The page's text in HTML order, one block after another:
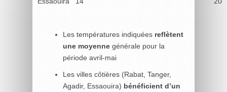
Les températures indiquées reflètent
une moyenne générale pour la
période avril-mai
Les villes côtières (Rabat, Tanger,
Agadir, Essaouira) bénéficient d’un